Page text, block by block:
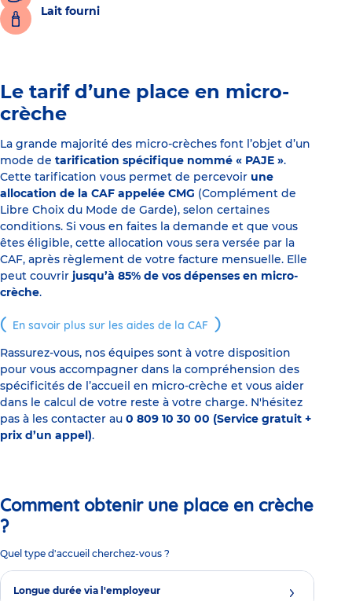
Lait fourni
Le tarif d’une place en micro-
crèche
La grande majorité des micro-crèches font l’objet d’un
mode de tarification spécifique nommé « PAJE ».
Cette tarification vous permet de percevoir une
allocation de la CAF appelée CMG (Complément de
Libre Choix du Mode de Garde), selon certaines
conditions. Si vous en faites la demande et que vous
êtes éligible, cette allocation vous sera versée par la
CAF, après règlement de votre facture mensuelle. Elle
peut couvrir jusqu’à 85% de vos dépenses en micro-
crèche.
En savoir plus sur les aides de la CAF
Rassurez-vous, nos équipes sont à votre disposition
pour vous accompagner dans la compréhension des
spécificités de l’accueil en micro-crèche et vous aider
dans le calcul de votre reste à votre charge. N'hésitez
pas à les contacter au 0 809 10 30 00 (Service gratuit +
prix d’un appel).
Comment obtenir une place en crèche
?
Quel type d'accueil cherchez-vous ?
Longue durée via l'employeur